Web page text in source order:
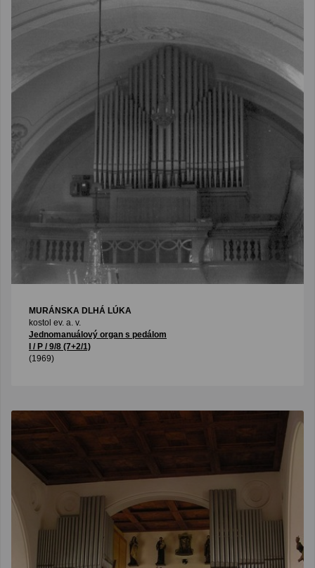
MURÁNSKA DLHÁ LÚKA
kostol ev. a. v.
Jednomanuálový organ s pedálom
I / P / 9/8 (7+2/1)
(1969)